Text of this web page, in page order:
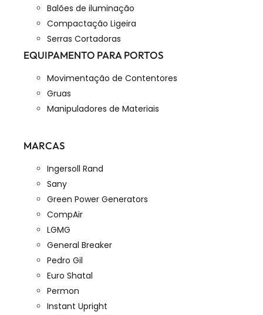
Balões de iluminação
Compactação Ligeira
Serras Cortadoras
EQUIPAMENTO PARA PORTOS
Movimentação de Contentores
Gruas
Manipuladores de Materiais
MARCAS
Ingersoll Rand
Sany
Green Power Generators
CompAir
LGMG
General Breaker
Pedro Gil
Euro Shatal
Permon
Instant Upright